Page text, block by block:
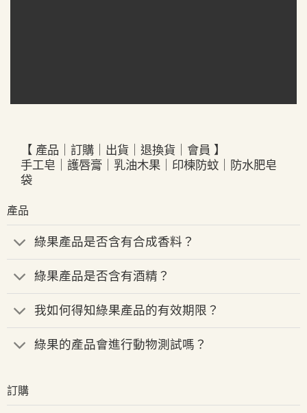
【 產品 訂購 出貨 退換貨
會員 】
手工皂
護唇膏 乳油木果 印楝防蚊
防水肥皂
袋
產品
綠果產品是否含有合成香料？
綠果產品是否含有酒精？
我如何得知綠果產品的有效期限？
綠果的產品會進行動物測試嗎？
訂購